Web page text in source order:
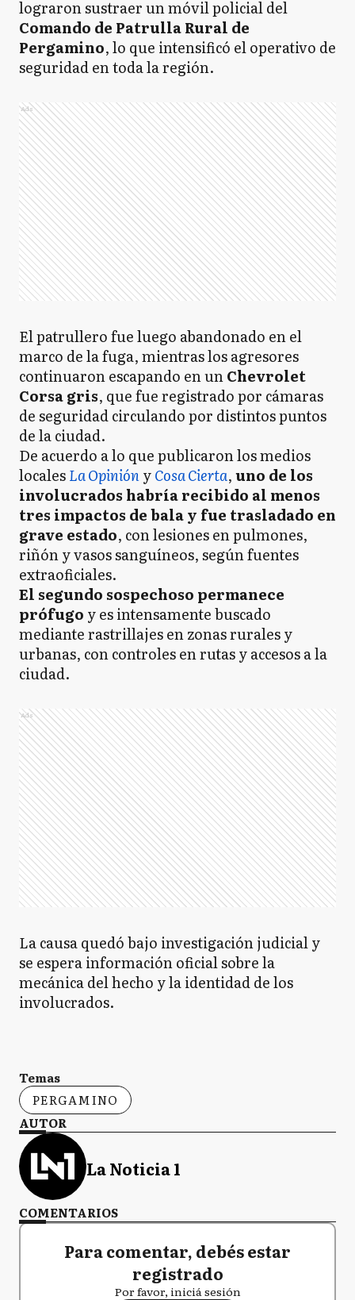
lograron sustraer un móvil policial del
Comando de Patrulla Rural de
Pergamino, lo que intensificó el operativo de
seguridad en toda la región.
Ads
El patrullero fue luego abandonado en el
marco de la fuga, mientras los agresores
continuaron escapando en unChevrolet
Corsa gris, que fue registrado por cámaras
de seguridad circulando por distintos puntos
de la ciudad.
De acuerdo a lo que publicaron los medios
localesLa OpiniónyCosa Cierta,uno de los
involucrados habría recibido al menos
tres impactos de bala y fue trasladado en
grave estado, con lesiones en pulmones,
riñón y vasos sanguíneos, según fuentes
extraoficiales.
El segundo sospechoso permanece
prófugo y es intensamente buscado
mediante rastrillajes en zonas rurales y
urbanas, con controles en rutas y accesos a la
ciudad.
Ads
La causa quedó bajo investigación judicial y
se espera información oficial sobre la
mecánica del hecho y la identidad de los
involucrados.
Temas
PERGAMINO
AUTOR
La Noticia 1
COMENTARIOS
Para comentar, debés estar
registrado
Por favor, iniciá sesión